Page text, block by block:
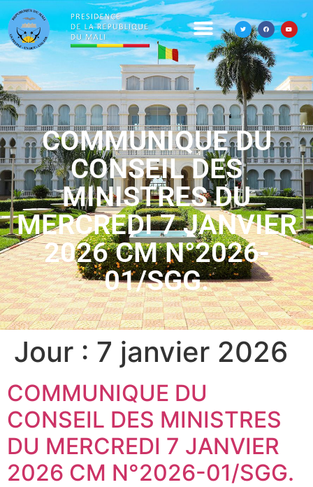
COMMUNIQUE DU
CONSEIL DES
MINISTRES DU
MERCREDI 7 JANVIER
2026 CM N°2026-
01/SGG.
Jour : 7 janvier 2026
COMMUNIQUE DU
CONSEIL DES MINISTRES
DU MERCREDI 7 JANVIER
2026 CM N°2026-01/SGG.